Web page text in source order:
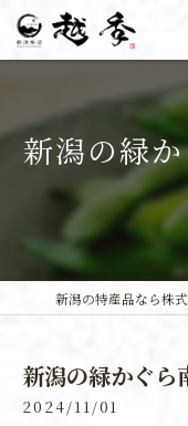
新潟の緑
新潟の緑かぐら
2024/11/01